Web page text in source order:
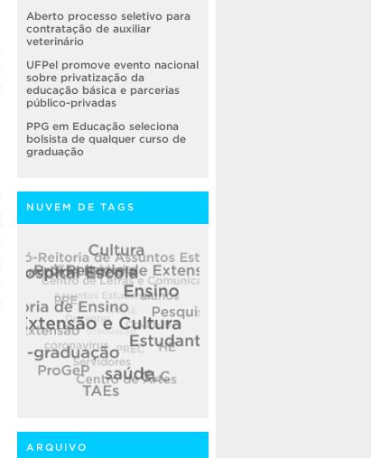
Aberto processo seletivo para
contratação de auxiliar
veterinário
UFPel promove evento nacional
sobre privatização da
educação básica e parcerias
público-privadas
PPG em Educação seleciona
bolsista de qualquer curso de
graduação
NUVEM DE TAGS
ARQUIVO